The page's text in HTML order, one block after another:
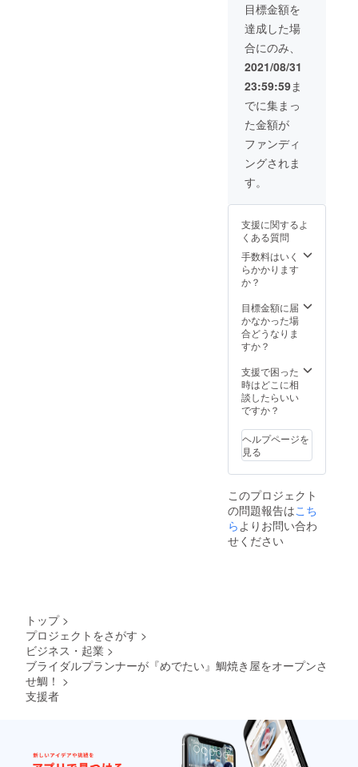
テッ
カー１
枚をお
届けし
ます。
お礼状
をお届
けしま
す。
目標金額を
達成した場
合にのみ、
2021/08/31
23:59:59ま
でに集まっ
た金額が
ファンディ
ングされま
す。
支援に関するよ
くある質問
手数料はいく
らかかります
か？
目標金額に届
かなかった場
合どうなりま
すか？
支援で困った
時はどこに相
談したらいい
ですか？
ヘルプページを
見る
このプロジェクト
の問題報告はこち
らよりお問い合わ
せください
トップ >
プロジェクトをさがす >
ビジネス・起業 >
ブライダルプランナーが『めでたい』鯛焼き屋をオープンさ
せ鯛！ >
支援者